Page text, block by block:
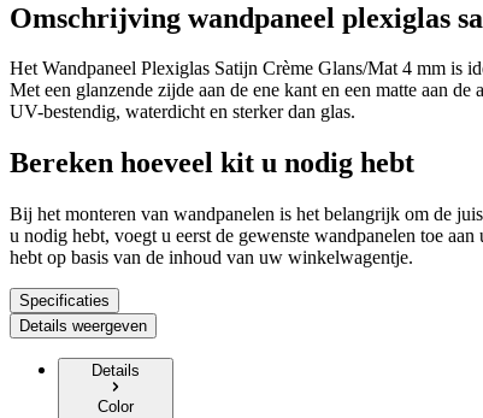
Omschrijving wandpaneel plexiglas
Het Wandpaneel Plexiglas Satijn Crème Glans/Mat 4 mm is
Met een glanzende zijde aan de ene kant en een matte aan
UV-bestendig, waterdicht en sterker dan glas.
Bereken hoeveel kit u nodig hebt
Bij het monteren van wandpanelen is het belangrijk om de
u nodig hebt, voegt u eerst de gewenste wandpanelen toe
hebt op basis van de inhoud van uw winkelwagentje.
Specificaties
Details weergeven
Details
Color